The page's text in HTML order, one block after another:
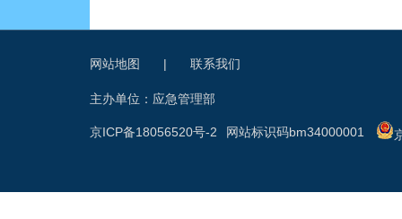
网站地图 | 联系我们
主办单位：应急管理部
网站标识码bm34000001
京ICP备18056520号-2